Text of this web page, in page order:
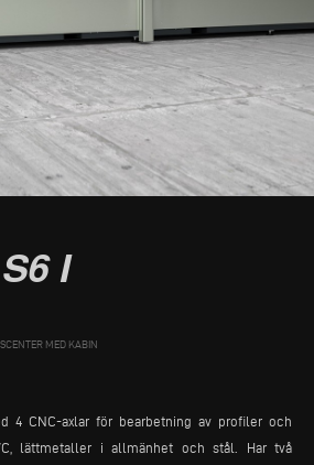
S6 I
MED KABIN
4 CNC-axlar för bearbetning av profiler och
lättmetaller i allmänhet och stål. Har två